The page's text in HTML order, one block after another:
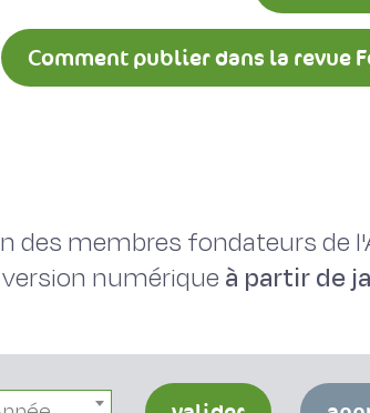
Comment publier dans la revue
des membres fondateurs de
numérique à partir de